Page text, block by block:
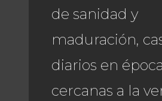
de sanidad y
maduración,
diarios en
cercanas a la